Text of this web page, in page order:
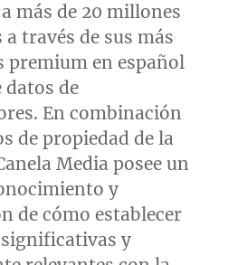
más de 20 millones
través de sus más
premium en español
datos de
En combinación
de propiedad de la
Media posee un
y
de cómo establecer
y